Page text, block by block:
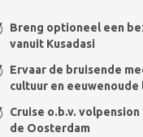
Breng optioneel een
vanuit Kusadasi
Ervaar de bruisende
cultuur en eeuwenoude
Cruise o.b.v. volpension
de Oosterdam